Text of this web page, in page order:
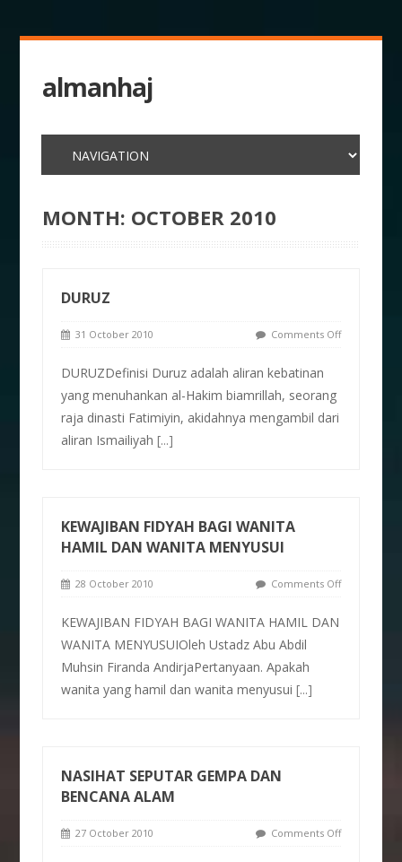
almanhaj
MONTH: OCTOBER 2010
DURUZ
31 October 2010 Comments Off
DURUZDefinisi Duruz adalah aliran kebatinan
yang menuhankan al-Hakim biamrillah, seorang
raja dinasti Fatimiyin, akidahnya mengambil dari
aliran Ismailiyah[...]
KEWAJIBAN FIDYAH BAGI WANITA
HAMIL DAN WANITA MENYUSUI
28 October 2010 Comments Off
KEWAJIBAN FIDYAH BAGI WANITA HAMIL DAN
WANITA MENYUSUIOleh Ustadz Abu Abdil
Muhsin Firanda AndirjaPertanyaan. Apakah
wanita yang hamil dan wanita menyusui[...]
NASIHAT SEPUTAR GEMPA DAN
BENCANA ALAM
27 October 2010 Comments Off